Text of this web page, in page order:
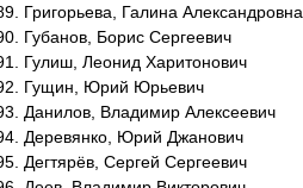
Григорьева, Галина Александровна
Губанов, Борис Сергеевич
Гулиш, Леонид Харитонович
Гущин, Юрий Юрьевич
Данилов, Владимир Алексеевич
Деревянко, Юрий Джанович
Дегтярёв, Сергей Сергеевич